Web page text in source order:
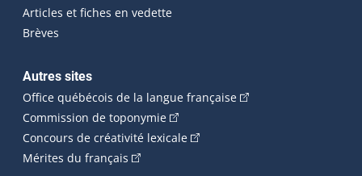
Articles et fiches en vedette
Brèves
Autres sites
Office québécois de la langue française(Cet hyperlien
Commission de toponymie(Cet hyperlien externe s'ouvrira
Concours de créativité lexicale(Cet hyperlien externe
Mérites du français (Cet hyperlien externe s'ouvrira dans une